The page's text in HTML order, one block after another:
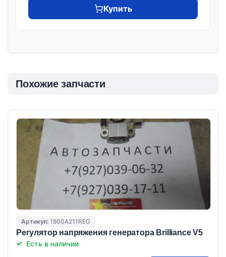
Купить
Похожие запчасти
Артикул: 1800A211REG
Регулятор напряжения генератора Brilliance V5
Есть в наличии